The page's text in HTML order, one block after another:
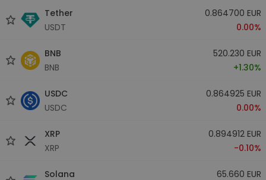
Tether
USDT
0.864700 EUR
0.00%
BNB
BNB
520.230 EUR
+1.30%
USDC
USDC
0.864925 EUR
0.00%
XRP
XRP
0.894912 EUR
-0.10%
Solana
65.660 EUR